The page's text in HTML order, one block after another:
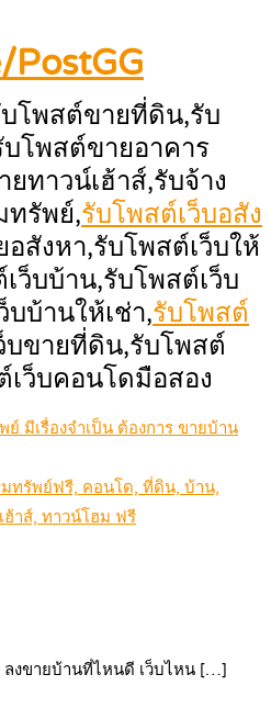
โพสต์ขายที่ดิน,รับ
โพสต์ขายอาคาร
ทาวน์เฮ้าส์,รับจ้าง
ทรัพย์,รับโพสต์เว็บอสัง
สังหา,รับโพสต์เว็บให้
ว็บบ้าน,รับโพสต์เว็บ
บ้านให้เช่า,รับโพสต์
บขายที่ดิน,รับโพสต์
เว็บคอนโดมือสอง
ย์ มีเรื่องจำเป็น ต้องการ ขายบ้าน
มทรัพย์ฟรี, คอนโด, ที่ดิน, บ้าน,
าส์, ทาวน์โฮม ฟรี
งขายบ้านที่ไหนดี เว็บไหน […]